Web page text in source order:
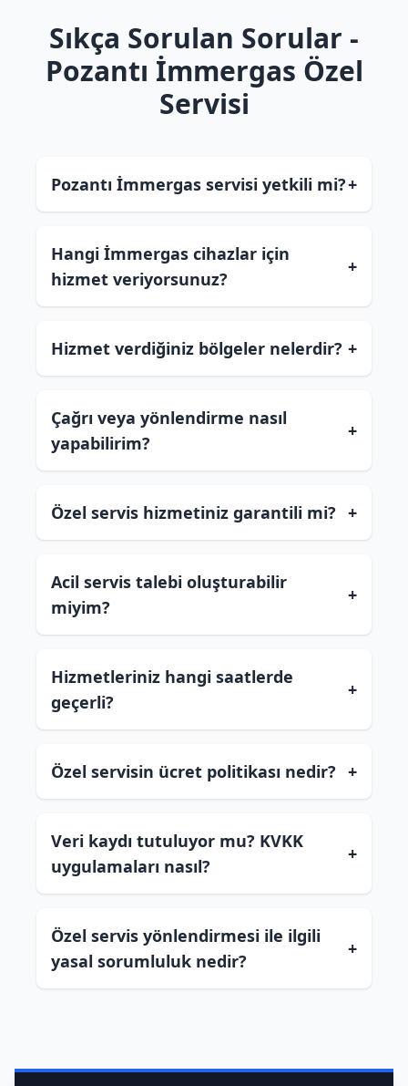
Sıkça Sorulan Sorular -
Pozantı İmmergas Özel
Servisi
Pozantı İmmergas servisi yetkili mi?+
Hangi İmmergas cihazlar için
hizmet veriyorsunuz?
+
Hizmet verdiğiniz bölgeler nelerdir? +
Çağrı veya yönlendirme nasıl
yapabilirim?
+
Özel servis hizmetiniz garantili mi? +
Acil servis talebi oluşturabilir
miyim?
+
Hizmetleriniz hangi saatlerde
geçerli?
+
Özel servisin ücret politikası nedir? +
Veri kaydı tutuluyor mu? KVKK
uygulamaları nasıl?
+
Özel servis yönlendirmesi ile ilgili
yasal sorumluluk nedir?
+